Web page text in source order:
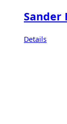
Sander
Details